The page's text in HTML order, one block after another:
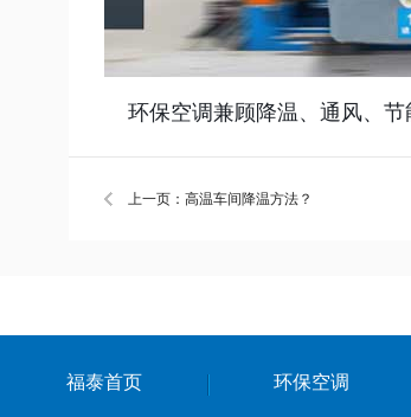
环保空调兼顾降温、通风、节
上一页：高温车间降温方法？
福泰首页 环保空调